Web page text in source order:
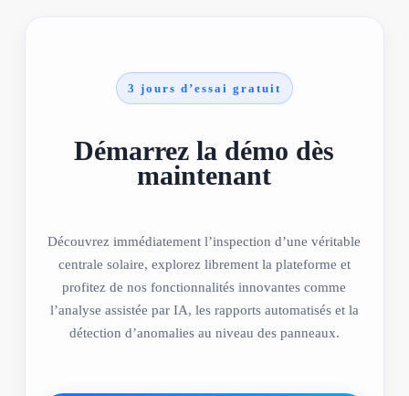
3 jours d’essai gratuit
Démarrez la démo dès
maintenant
Découvrez immédiatement l’inspection d’une véritable
centrale solaire, explorez librement la plateforme et
profitez de nos fonctionnalités innovantes comme
l’analyse assistée par IA, les rapports automatisés et la
détection d’anomalies au niveau des panneaux.